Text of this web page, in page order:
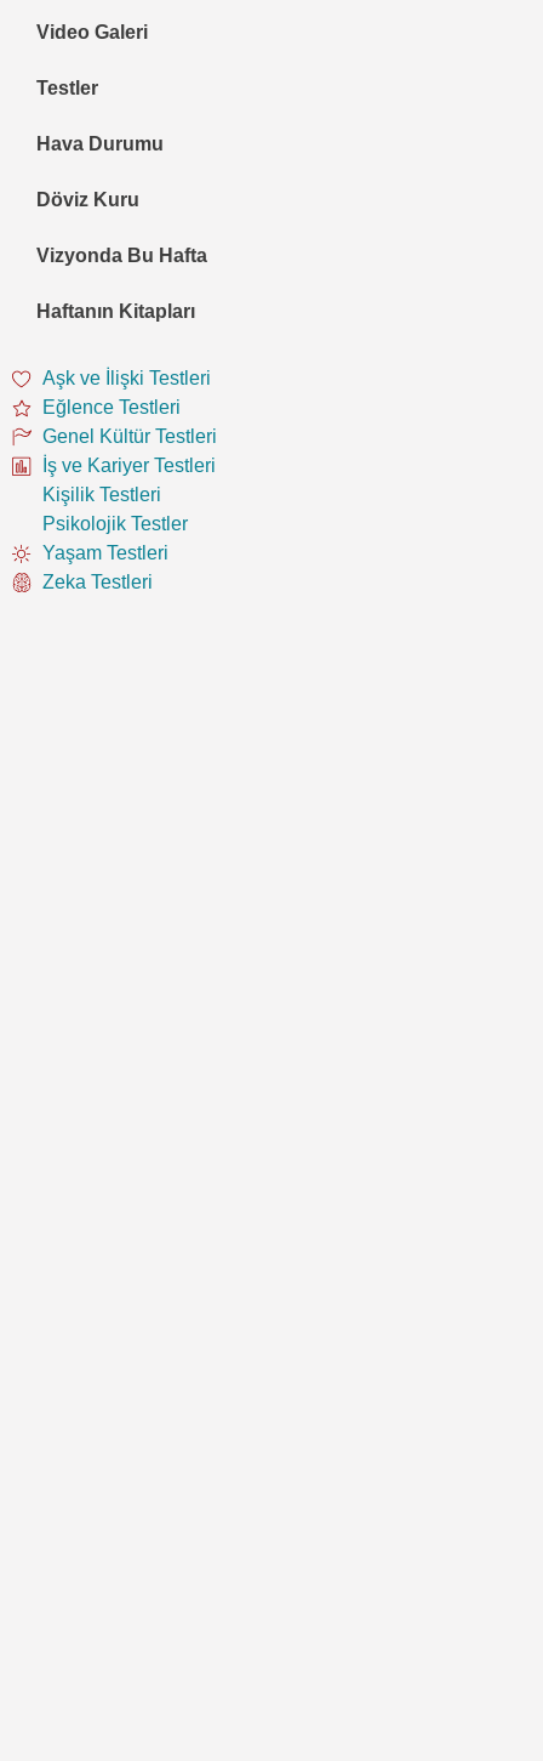
Video Galeri
Testler
Hava Durumu
Döviz Kuru
Vizyonda Bu Hafta
Haftanın Kitapları
Aşk ve İlişki Testleri
Eğlence Testleri
Genel Kültür Testleri
İş ve Kariyer Testleri
Kişilik Testleri
Psikolojik Testler
Yaşam Testleri
Zeka Testleri